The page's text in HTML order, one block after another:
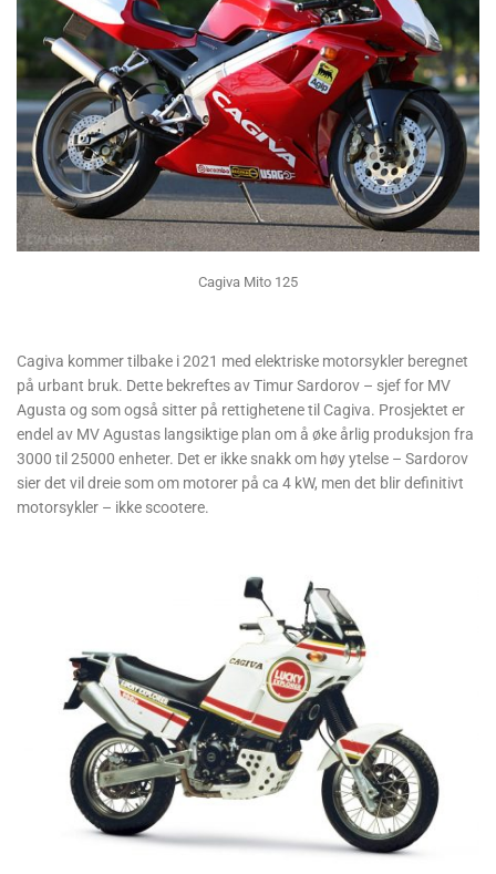
Cagiva Mito 125
Cagiva kommer tilbake i 2021 med elektriske motorsykler beregnet
på urbant bruk. Dette bekreftes av Timur Sardorov – sjef for MV
Agusta og som også sitter på rettighetene til Cagiva. Prosjektet er
endel av MV Agustas langsiktige plan om å øke årlig produksjon fra
3000 til 25000 enheter. Det er ikke snakk om høy ytelse – Sardorov
sier det vil dreie som om motorer på ca 4 kW, men det blir definitivt
motorsykler – ikke scootere.